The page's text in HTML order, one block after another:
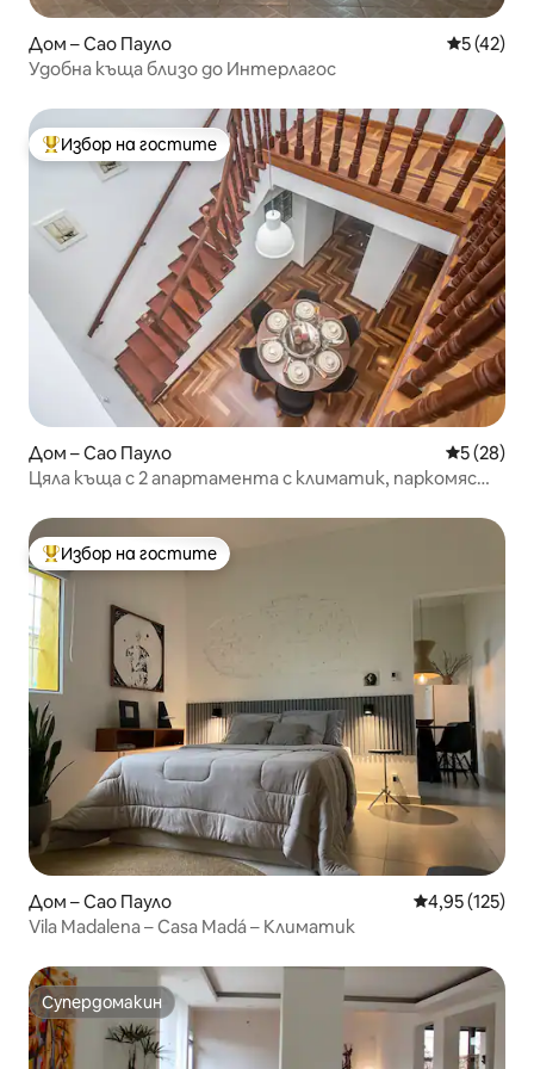
Дом – Сао Пауло Средна
5 (42)
Удобна къща близо до Интерлагос
Най-популярен избор на гостите
Избор на гостите
Дом – Сао Пауло Средна
5 (28)
Цяла къща с 2 апартамента с климатик, паркомясто
Най-популярен избор на гостите
Избор на гостите
Дом – Сао Пауло Средна
4,95 (125)
Vila Madalena – Casa Madá – Климатик
Супердомакин
Супердомакин